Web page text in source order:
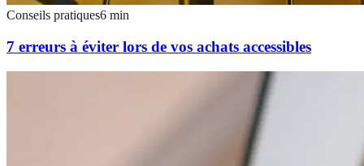
Conseils pratiques6 min
7 erreurs à éviter lors de vos achats accessibles